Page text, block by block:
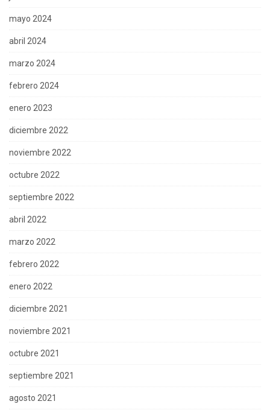
mayo 2024
abril 2024
marzo 2024
febrero 2024
enero 2023
diciembre 2022
noviembre 2022
octubre 2022
septiembre 2022
abril 2022
marzo 2022
febrero 2022
enero 2022
diciembre 2021
noviembre 2021
octubre 2021
septiembre 2021
agosto 2021